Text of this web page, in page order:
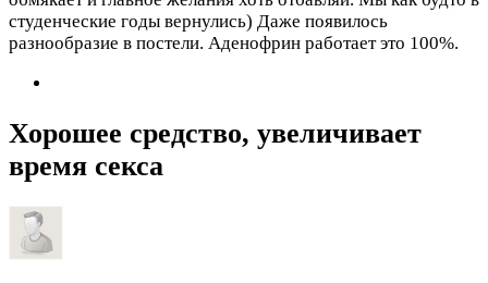
студенческие годы вернулись) Даже появилось
разнообразие в постели. Аденофрин работает это 100%.
Хорошее средство, увеличивает
время секса